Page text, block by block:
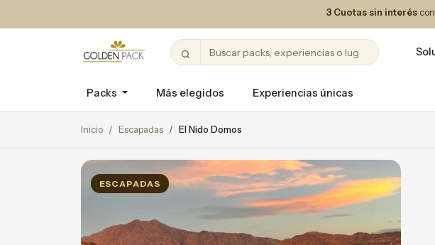
3 Cuotas sin interés
Packs Más elegidos Experiencias únicas
Inicio Escapadas El Nido Domos
ESCAPADAS